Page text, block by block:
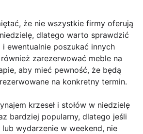
że nie wszystkie firmy oferują
dlatego warto sprawdzić
i ewentualnie poszukać innych
zarezerwować meble na
aby mieć pewność, że będą
na konkretny termin.
krzeseł i stołów w niedzielę
bardziej popularny, dlatego jeśli
wydarzenie w weekend, nie